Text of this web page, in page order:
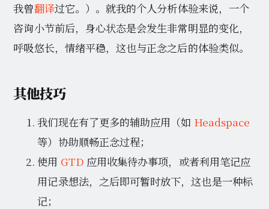
我曾翻译过它。）。就我的个人分析体验来说，一个
咨询小节前后，身心状态是会发生非常明显的变化，
呼吸悠长，情绪平稳，这也与正念之后的体验类似。
其他技巧
我们现在有了更多的辅助应用（如 Headspace
等）协助顺畅正念过程；
使用 GTD 应用收集待办事项，或者利用笔记应
用记录想法，之后即可暂时放下，这也是一种标
记；